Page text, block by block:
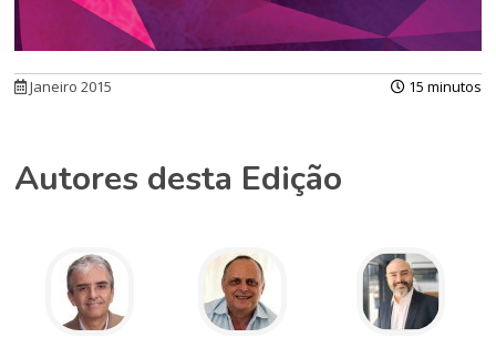
Janeiro 2015 15 minutos
Autores desta Edição